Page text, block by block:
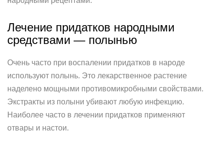
Лечение придатков народными
средствами — полынью
Очень часто при воспалении придатков в народе
используют полынь. Это лекарственное растение
наделено мощными противомикробными свойствами.
Экстракты из полыни убивают любую инфекцию.
Наиболее часто в лечении придатков применяют
отвары и настои.